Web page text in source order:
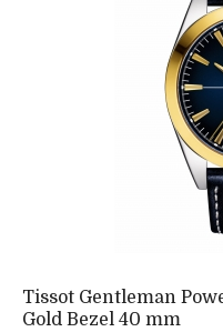
Tissot Gentleman
Gold Bezel 40 mm